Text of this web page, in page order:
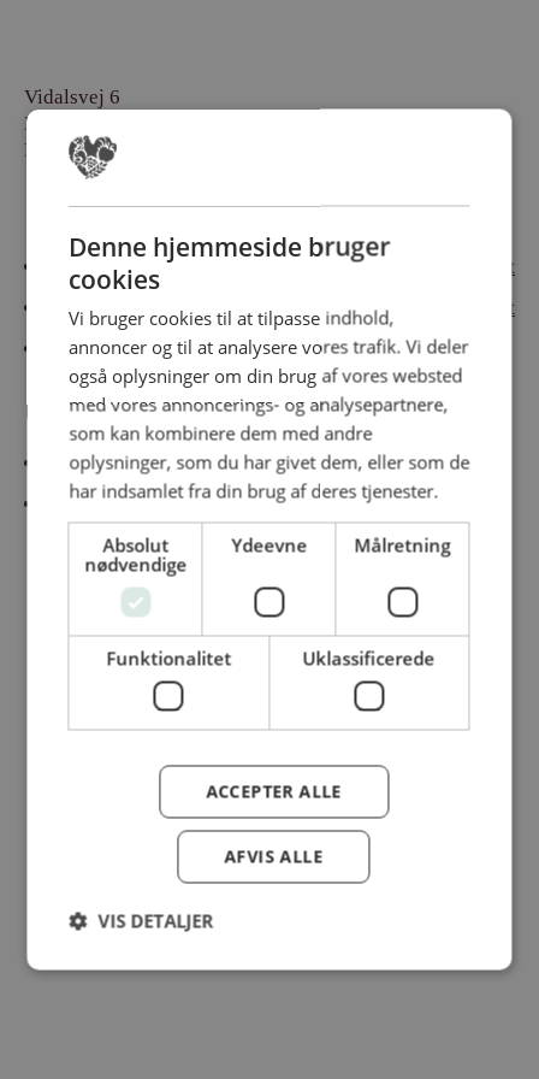
Vidalsvej 6
DK-9230 Svenstrup
Denmark
Cateringmesse Nord
Cateringmesse Midt
Cateringmesse Syd
Cateringmesse Øst
Cateringmesse Thy
Information
Cookiepolitk
Persondatapolitik
© Dansk Cater A/S - All rights reserved
Denne hjemmeside bruger
cookies
Vi bruger cookies til at tilpasse indhold,
annoncer og til at analysere vores trafik. Vi deler
også oplysninger om din brug af vores websted
med vores annoncerings- og analysepartnere,
som kan kombinere dem med andre
oplysninger, som du har givet dem, eller som de
har indsamlet fra din brug af deres tjenester.
Absolut
nødvendige
Ydeevne Målretning
Funktionalitet Uklassificerede
ACCEPTER ALLE
AFVIS ALLE
VIS DETALJER